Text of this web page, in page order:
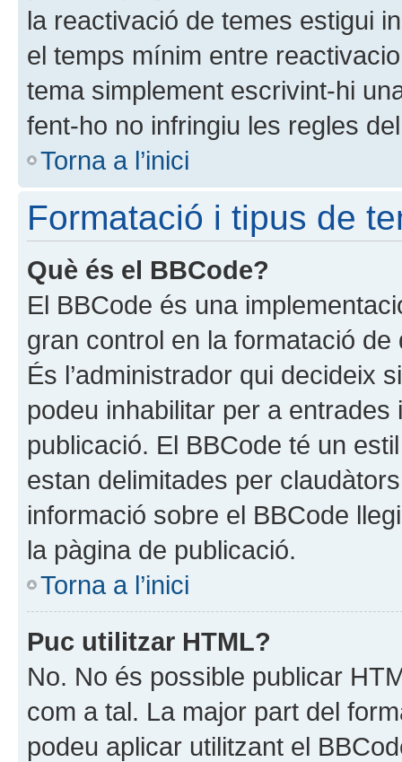
la reactivació de temes estigui
el temps mínim entre
tema simplement escrivint-hi
fent-ho no infringiu les regles
Torna a l’inici
Formatació i tipus de
Què és el BBCode?
El BBCode és una
gran control en la formatació de
És l’administrador qui decideix
podeu inhabilitar per a
publicació. El BBCode té un
estan delimitades per
informació sobre el BBCode
la pàgina de publicació.
Torna a l’inici
Puc utilitzar HTML?
No. No és possible publicar
com a tal. La major part del
podeu aplicar utilitzant el